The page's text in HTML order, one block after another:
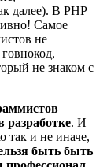
далее). В PHP
Самое
не
не знаком с
разработке. И
так и не иначе,
быть быть